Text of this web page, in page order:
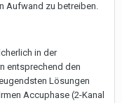
Aufwand zu betreiben.
in der
entsprechend den
Lösungen
Accuphase (2-Kanal